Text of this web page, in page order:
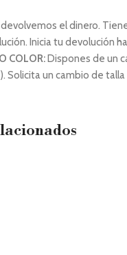
devolvemos el dinero.
Inicia tu devolución
COLOR: Dispones de un
Solicita un cambio de